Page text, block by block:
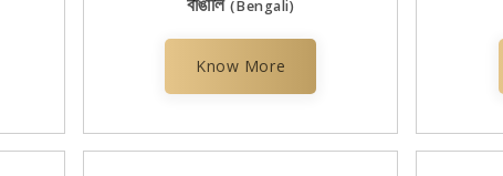
বাঙালি (Bengali)
Know More